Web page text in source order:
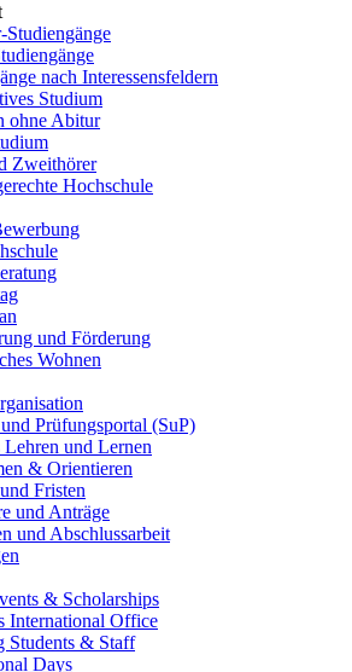
Studiengänge
nach Interessensfeldern
Studium
ohne Abitur
Zweithörer
Hochschule
und Förderung
Wohnen
Prüfungsportal (SuP)
und Lernen
& Orientieren
Fristen
und Anträge
und Abschlussarbeit
& Scholarships
International Office
Students & Staff
Days